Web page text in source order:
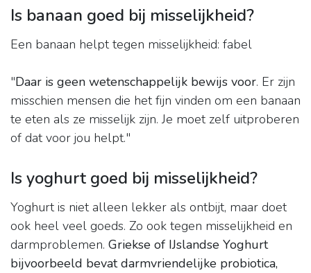
Is banaan goed bij misselijkheid?
Een banaan helpt tegen misselijkheid: fabel
"Daar is geen wetenschappelijk bewijs voor. Er zijn
misschien mensen die het fijn vinden om een banaan
te eten als ze misselijk zijn. Je moet zelf uitproberen
of dat voor jou helpt."
Is yoghurt goed bij misselijkheid?
Yoghurt is niet alleen lekker als ontbijt, maar doet
ook heel veel goeds. Zo ook tegen misselijkheid en
darmproblemen. Griekse of IJslandse Yoghurt
bijvoorbeeld bevat darmvriendelijke probiotica,